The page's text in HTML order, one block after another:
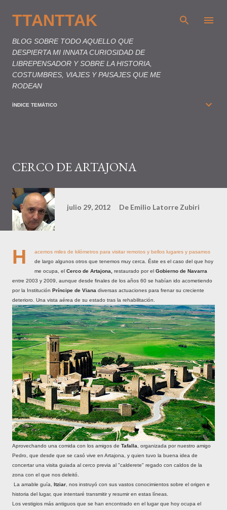
TTANTTAK
BLOG SOBRE TODO AQUELLO QUE
DESPIERTA MI INNATA CURIOSIDAD DE
LIBREPENSADOR Y SOBRE LA HISTORIA,
COSTUMBRES, VIAJES Y PAISAJES QUE ME
RODEAN
ÍNDICE TEMÁTICO
CERCO DE ARTAJONA
julio 29, 2012 De Emilio Latorre Zubiri
H
acemos miles de kilómetros para visitar remotos y bellos lugares y pasamos
de largo algunos otros que tenemos muy cerca. Éste es el caso del que hoy
me ocupa, el Cerco de Artajona, restaurado por el Gobierno de Navarra
entre 2003 y 2009, aunque desde finales de los años 60 se habían ido acometiendo
por la Institución Príncipe de Viana diversas actuaciones para frenar su creciente
deterioro. Una vista aérea de su estado tras la rehabilitación.
Aprovechando una comida con los amigos de Tafalla , organizada por nuestro amigo
Pedro, que desde que se casó vive en Artajona, y quien tuvo la buena idea de
concertar una visita guiada al cerco previa al "calderete" regado con caldos de la
zona con el que nos deleitó.
La amable guía, Itziar , nos instruyó con sus vastos conocimientos sobre el origen e
historia del lugar, que intentaré transmitir y resumir en estas líneas.
Los vestigios más antiguos que se han encontrado en el lugar que hoy ocupa el